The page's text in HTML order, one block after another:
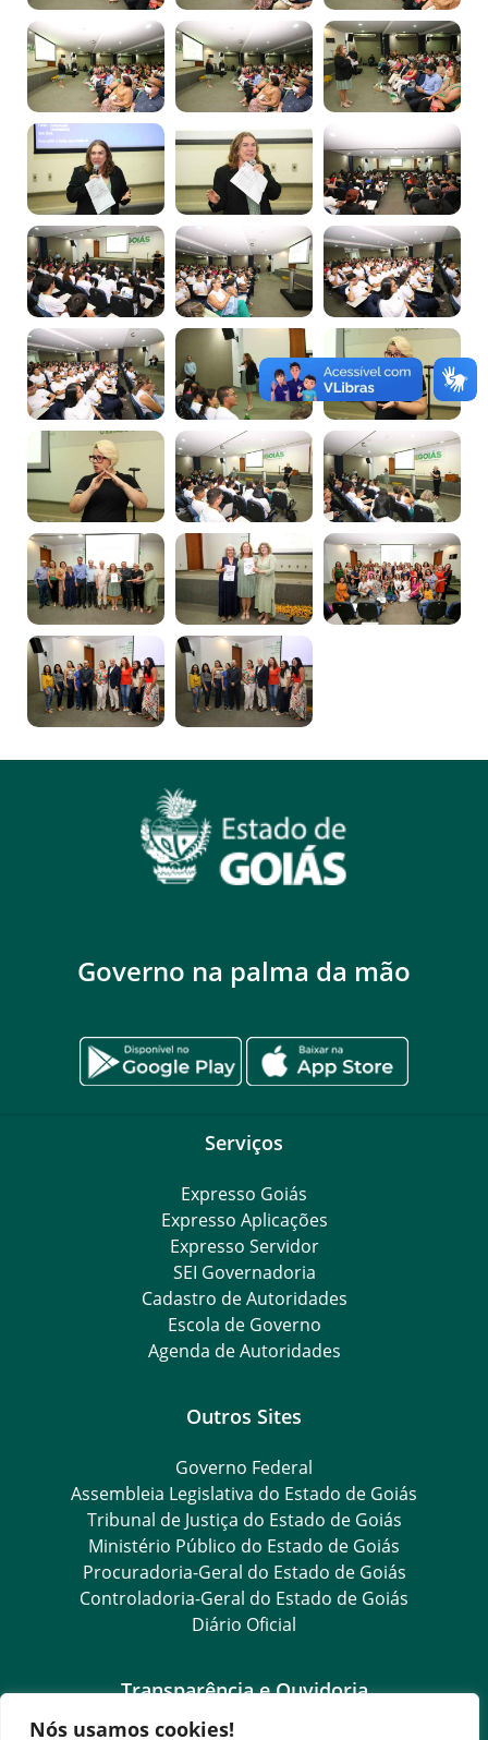
Nós usamos cookies!
Governo na palma da mão
Serviços
Expresso Goiás
Expresso Aplicações
Expresso Servidor
SEI Governadoria
Cadastro de Autoridades
Escola de Governo
Agenda de Autoridades
Outros Sites
Governo Federal
Assembleia Legislativa do Estado de Goiás
Tribunal de Justiça do Estado de Goiás
Ministério Público do Estado de Goiás
Procuradoria-Geral do Estado de Goiás
Controladoria-Geral do Estado de Goiás
Diário Oficial
Transparência e Ouvidoria